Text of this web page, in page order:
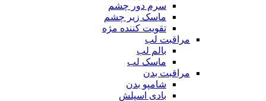
سرم دور چشم
ماسک زیر چشم
تقویت کننده مژه
مراقبت لب
بالم لب
ماسک لب
مراقبت بدن
شامپو بدن
بادی اسپلش